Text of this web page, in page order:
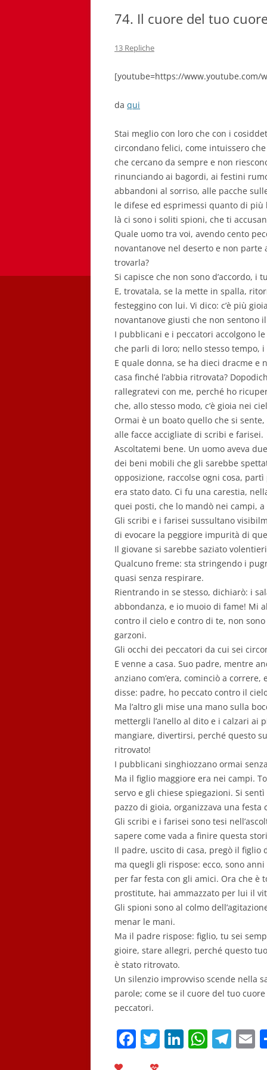
74. Il cuore del tuo
13 Repliche
[youtube=https://www.youtube.com/
da qui
Stai meglio con loro che con i
circondano felici, come intuissero
che cercano da sempre e non
rinunciando ai bagordi, ai festini
abbandoni al sorriso, alle pacche
le difese ed esprimessi quanto di più
là ci sono i soliti spioni, che ti
Quale uomo tra voi, avendo cento
novantanove nel deserto e non
trovarla?
Si capisce che non sono d’accordo,
E, trovatala, se la mette in spalla,
festeggino con lui. Vi dico: c’è più
novantanove giusti che non sentono
I pubblicani e i peccatori accolgono
che parli di loro; nello stesso tempo,
E quale donna, se ha dieci dracme e
casa finché l’abbia ritrovata?
rallegratevi con me, perché ho
che, allo stesso modo, c’è gioia nei
Ormai è un boato quello che si
alle facce accigliate di scribi e farisei.
Ascoltatemi bene. Un uomo aveva
dei beni mobili che gli sarebbe
opposizione, raccolse ogni cosa,
era stato dato. Ci fu una carestia,
quei posti, che lo mandò nei campi,
Gli scribi e i farisei sussultano
di evocare la peggiore impurità di
Il giovane si sarebbe saziato
Qualcuno freme: sta stringendo i
quasi senza respirare.
Rientrando in se stesso, dichiarò: i
abbondanza, e io muoio di fame! Mi
contro il cielo e contro di te, non
garzoni.
Gli occhi dei peccatori da cui sei
E venne a casa. Suo padre, mentre
anziano com’era, cominciò a
disse: padre, ho peccato contro il
Ma l’altro gli mise una mano sulla
mettergli l’anello al dito e i calzari ai
mangiare, divertirsi, perché questo
ritrovato!
I pubblicani singhiozzano ormai
Ma il figlio maggiore era nei campi.
servo e gli chiese spiegazioni. Si
pazzo di gioia, organizzava una
Gli scribi e i farisei sono tesi
sapere come vada a finire questa
Il padre, uscito di casa, pregò il
ma quegli gli rispose: ecco, sono
per far festa con gli amici. Ora che è
prostitute, hai ammazzato per lui il
Gli spioni sono al colmo
menar le mani.
Ma il padre rispose: figlio, tu sei
gioire, stare allegri, perché questo
è stato ritrovato.
Un silenzio improvviso scende nella
parole; come se il cuore del tuo
peccatori.
F T Li W T E